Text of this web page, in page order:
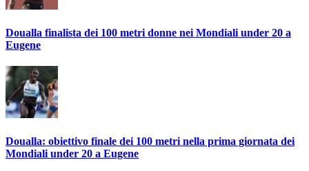
Doualla finalista dei 100 metri donne nei Mondiali under 20 a
Eugene
Doualla: obiettivo finale dei 100 metri nella prima giornata dei
Mondiali under 20 a Eugene